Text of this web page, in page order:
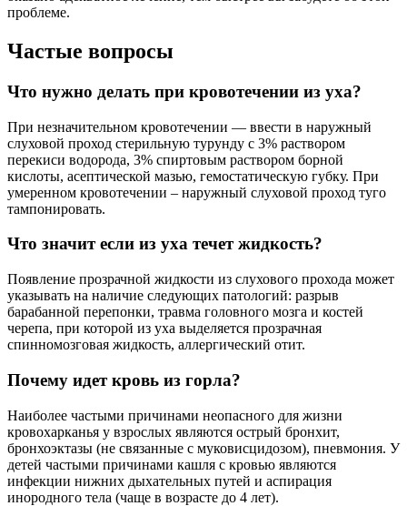
проблеме.
Частые вопросы
Что нужно делать при кровотечении из уха?
При незначительном кровотечении — ввести в наружный
слуховой проход стерильную турунду с 3% раствором
перекиси водорода, 3% спиртовым раствором борной
кислоты, асептической мазью, гемостатическую губку. При
умеренном кровотечении – наружный слуховой проход туго
тампонировать.
Что значит если из уха течет жидкость?
Появление прозрачной жидкости из слухового прохода может
указывать на наличие следующих патологий: разрыв
барабанной перепонки, травма головного мозга и костей
черепа, при которой из уха выделяется прозрачная
спинномозговая жидкость, аллергический отит.
Почему идет кровь из горла?
Наиболее частыми причинами неопасного для жизни
кровохарканья у взрослых являются острый бронхит,
бронхоэктазы (не связанные с муковисцидозом), пневмония. У
детей частыми причинами кашля с кровью являются
инфекции нижних дыхательных путей и аспирация
инородного тела (чаще в возрасте до 4 лет).